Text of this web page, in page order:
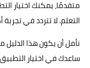
متقدمًا، يمكنك اختيار
التعلم. لا تتردد في
ساعدك في اختيار التطبيق